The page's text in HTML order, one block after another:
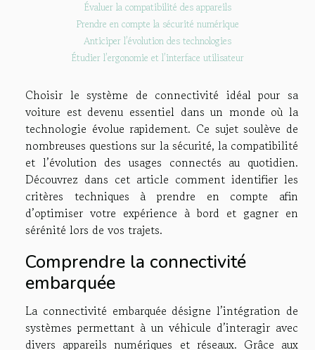
Évaluer la compatibilité des appareils
Prendre en compte la sécurité numérique
Anticiper l’évolution des technologies
Étudier l’ergonomie et l’interface utilisateur
Choisir le système de connectivité idéal pour sa
voiture est devenu essentiel dans un monde où la
technologie évolue rapidement. Ce sujet soulève de
nombreuses questions sur la sécurité, la compatibilité
et l’évolution des usages connectés au quotidien.
Découvrez dans cet article comment identifier les
critères techniques à prendre en compte afin
d’optimiser votre expérience à bord et gagner en
sérénité lors de vos trajets.
Comprendre la connectivité
embarquée
La connectivité embarquée désigne l’intégration de
systèmes permettant à un véhicule d’interagir avec
divers appareils numériques et réseaux. Grâce aux